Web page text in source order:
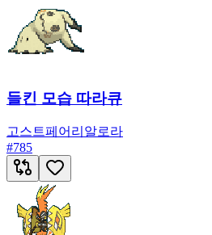
들킨 모습 따라큐
고스트페어리 알로라
#785